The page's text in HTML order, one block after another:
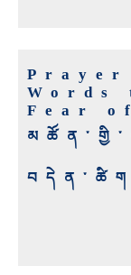
Words
Fear
བདེན་ཚིག